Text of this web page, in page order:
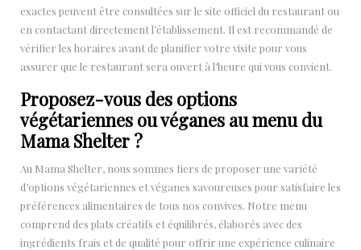
exactes peuvent être consultées sur le site officiel du restaurant ou
en contactant directement l’établissement. Il est recommandé de
vérifier les horaires avant de planifier votre visite pour vous
assurer que le restaurant sera ouvert à l’heure qui vous convient.
Proposez-vous des options
végétariennes ou véganes au menu du
Mama Shelter ?
Au Mama Shelter, nous sommes fiers de proposer une variété
d’options végétariennes et véganes savoureuses pour satisfaire les
préférences alimentaires de tous nos convives. Notre menu
comprend des plats créatifs et équilibrés, élaborés avec des
ingrédients frais et de qualité pour offrir une expérience culinaire